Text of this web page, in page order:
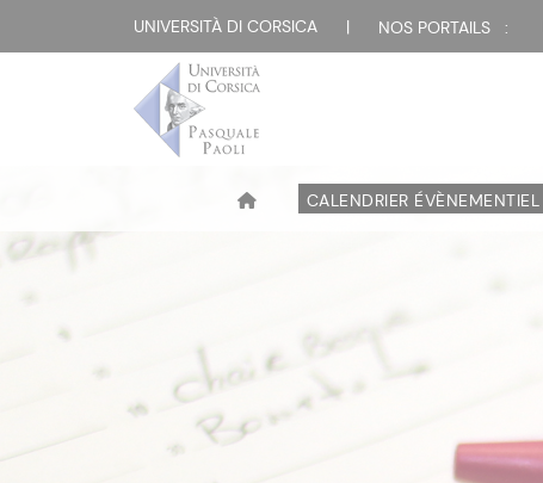
UNIVERSITÀ DI CORSICA | NOS PORTAILS :
CALENDRIER ÉVÈNEMENTIEL